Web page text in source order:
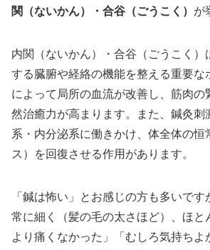
関（ないかん）・合谷（ごうこく） が
内関（ないかん）・合谷（ごうこく）
する臓腑や経絡の機能を整える重要な
によって局所の血流が改善し、筋肉の
然治癒力が高まります。また、鍼灸刺
系・内分泌系に働きかけ、体全体の恒
ス）を回復させる作用があります。
「鍼は怖い」とお感じの方も多いで
常に細く（髪の毛の太さほど）、ほと
より痛くなかった」「むしろ気持ちよ